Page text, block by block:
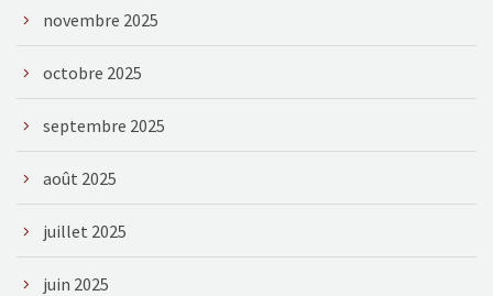
novembre 2025
octobre 2025
septembre 2025
août 2025
juillet 2025
juin 2025